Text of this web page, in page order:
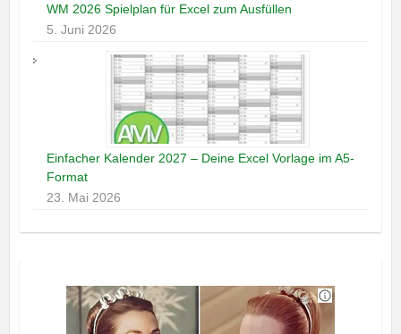
WM 2026 Spielplan für Excel zum Ausfüllen
5. Juni 2026
Einfacher Kalender 2027 – Deine Excel Vorlage im A5-
Format
23. Mai 2026